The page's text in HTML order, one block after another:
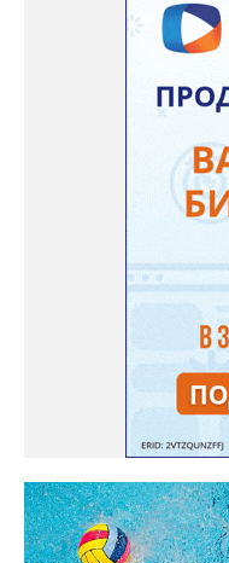
сборной. Они разыграют